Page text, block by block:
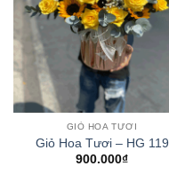
GIỎ HOA TƯƠI
Giỏ Hoa Tươi – HG 119
900.000₫